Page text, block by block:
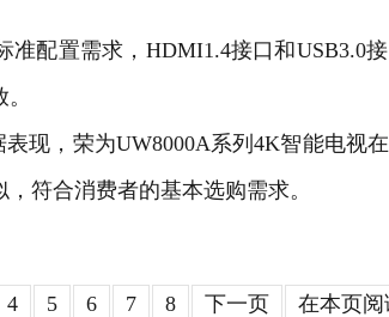
准配置需求，HDMI1.4接口和USB3.0
，荣为UW8000A系列4K智能电视
符合消费者的基本选购需求。
4 5 6 7 8 下一页 在本页阅